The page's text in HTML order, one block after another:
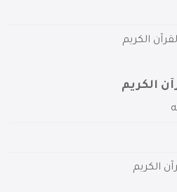
الكريم
الكريم
الكريم